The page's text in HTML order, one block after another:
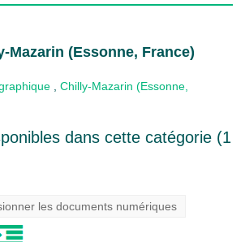
Mazarin (Essonne, France)
Chilly-Mazarin (Essonne,
dans cette catégorie (1
les documents numériques